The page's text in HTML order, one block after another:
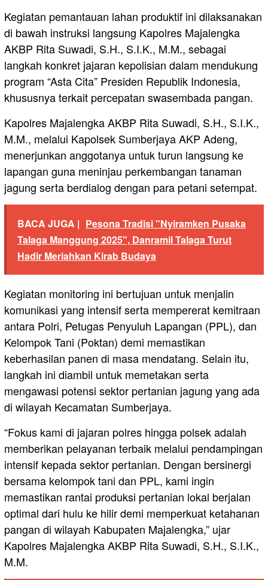
Kegiatan pemantauan lahan produktif ini dilaksanakan
di bawah instruksi langsung Kapolres Majalengka
AKBP Rita Suwadi, S.H., S.I.K., M.M., sebagai
langkah konkret jajaran kepolisian dalam mendukung
program “Asta Cita” Presiden Republik Indonesia,
khususnya terkait percepatan swasembada pangan.
Kapolres Majalengka AKBP Rita Suwadi, S.H., S.I.K.,
M.M., melalui Kapolsek Sumberjaya AKP Adeng,
menerjunkan anggotanya untuk turun langsung ke
lapangan guna meninjau perkembangan tanaman
jagung serta berdialog dengan para petani setempat.
BACA JUGA | Pesona Tradisi "Nyiramken Pusaka
Talaga Manggung 2025", Danramil Talaga Turut
Hadir Meriahkan Kirab Budaya
Kegiatan monitoring ini bertujuan untuk menjalin
komunikasi yang intensif serta mempererat kemitraan
antara Polri, Petugas Penyuluh Lapangan (PPL), dan
Kelompok Tani (Poktan) demi memastikan
keberhasilan panen di masa mendatang. Selain itu,
langkah ini diambil untuk memetakan serta
mengawasi potensi sektor pertanian jagung yang ada
di wilayah Kecamatan Sumberjaya.
“Fokus kami di jajaran polres hingga polsek adalah
memberikan pelayanan terbaik melalui pendampingan
intensif kepada sektor pertanian. Dengan bersinergi
bersama kelompok tani dan PPL, kami ingin
memastikan rantai produksi pertanian lokal berjalan
optimal dari hulu ke hilir demi memperkuat ketahanan
pangan di wilayah Kabupaten Majalengka,” ujar
Kapolres Majalengka AKBP Rita Suwadi, S.H., S.I.K.,
M.M.